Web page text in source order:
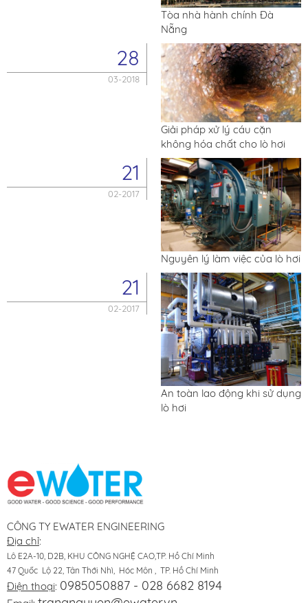
Tòa nhà hành chính Đà
Nẵng
28
03-2018
Giải pháp xử lý cáu cặn
không hóa chất cho lò hơi
21
02-2017
Nguyên lý làm việc của lò hơi
21
02-2017
An toàn lao động khi sử dụng
lò hơi
CÔNG TY EWATER ENGINEERING
Địa chỉ:
Lô E2A-10, D2B, KHU CÔNG NGHỆ CAO,TP. Hồ Chí Minh
47 Quốc Lộ 22, Tân Thới Nhì, Hóc Môn , TP. Hồ Chí Minh
Điện thoại: 0985050887 - 028 6682 8194